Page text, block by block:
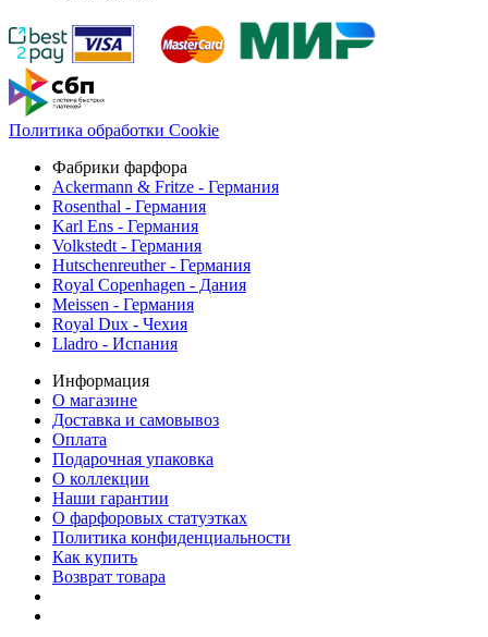
Политика обработки Cookie
Фабрики фарфора
Ackermann & Fritze - Германия
Rosenthal - Германия
Karl Ens - Германия
Volkstedt - Германия
Hutschenreuther - Германия
Royal Copenhagen - Дания
Meissen - Германия
Royal Dux - Чехия
Lladro - Испания
Информация
О магазине
Доставка и самовывоз
Оплата
Подарочная упаковка
О коллекции
Наши гарантии
О фарфоровых статуэтках
Политика конфиденциальности
Как купить
Возврат товара